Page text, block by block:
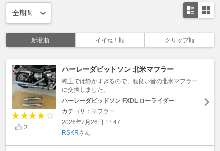
新着順 イイね！順 クリップ順
3
ハーレーダビットソン 北米マフラー
純正では静かすぎるので、程良い音の北米マフラー
に交換しました。
ハーレーダビッドソン FXDL ローライダー
カテゴリ：マフラー
2026年7月26日 17:47
RSKRさん